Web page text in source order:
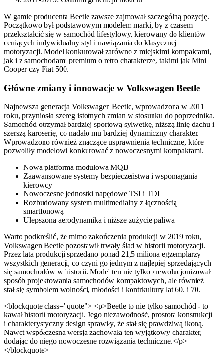
W gamie producenta Beetle zawsze zajmował szczególną pozycję.
Początkowo był podstawowym modelem marki, by z czasem
przekształcić się w samochód lifestylowy, kierowany do klientów
ceniących indywidualny styl i nawiązania do klasycznej
motoryzacji. Model konkurował zarówno z miejskimi kompaktami,
jak i z samochodami premium o retro charakterze, takimi jak Mini
Cooper czy Fiat 500.
Główne zmiany i innowacje w Volkswagen Beetle
Najnowsza generacja Volkswagen Beetle, wprowadzona w 2011
roku, przyniosła szereg istotnych zmian w stosunku do poprzednika.
Samochód otrzymał bardziej sportową sylwetkę, niższą linię dachu i
szerszą karoserię, co nadało mu bardziej dynamiczny charakter.
Wprowadzono również znaczące usprawnienia techniczne, które
pozwoliły modelowi konkurować z nowoczesnymi kompaktami.
Nowa platforma modułowa MQB
Zaawansowane systemy bezpieczeństwa i wspomagania
kierowcy
Nowoczesne jednostki napędowe TSI i TDI
Rozbudowany system multimedialny z łącznością
smartfonową
Ulepszona aerodynamika i niższe zużycie paliwa
Warto podkreślić, że mimo zakończenia produkcji w 2019 roku,
Volkswagen Beetle pozostawił trwały ślad w historii motoryzacji.
Przez lata produkcji sprzedano ponad 21,5 miliona egzemplarzy
wszystkich generacji, co czyni go jednym z najlepiej sprzedających
się samochodów w historii. Model ten nie tylko zrewolucjonizował
sposób projektowania samochodów kompaktowych, ale również
stał się symbolem wolności, młodości i kontrkultury lat 60. i 70.
<blockquote class="quote"> <p>Beetle to nie tylko samochód - to
kawał historii motoryzacji. Jego niezawodność, prostota konstrukcji
i charakterystyczny design sprawiły, że stał się prawdziwą ikoną.
Nawet współczesna wersja zachowała ten wyjątkowy charakter,
dodając do niego nowoczesne rozwiązania techniczne.</p>
</blockquote>